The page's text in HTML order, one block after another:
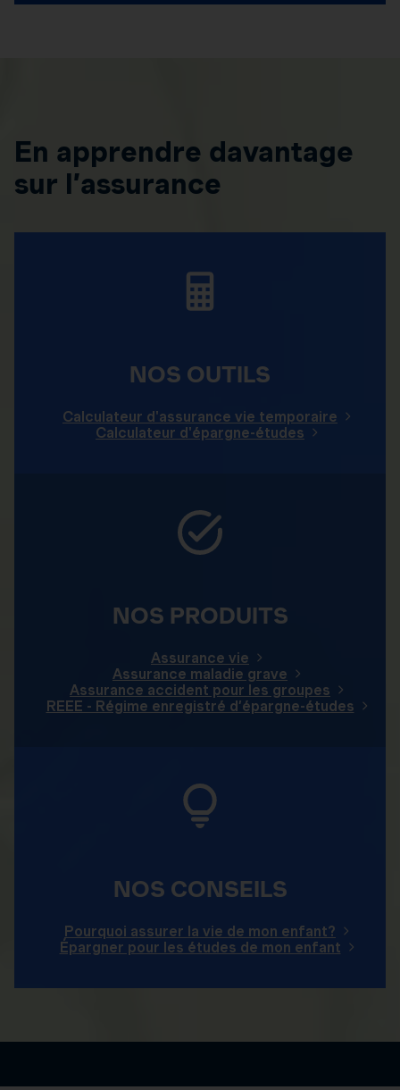
En apprendre davantage
sur l’assurance
NOS OUTILS
Calculateur d'assurance vie temporaire
Calculateur d'épargne-études
NOS PRODUITS
Assurance vie
Assurance maladie grave
Assurance accident pour les groupes
REEE - Régime enregistré d’épargne-études
NOS CONSEILS
Pourquoi assurer la vie de mon enfant?
Épargner pour les études de mon enfant